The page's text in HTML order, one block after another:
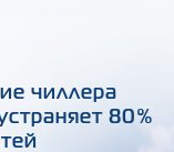
чиллера
80%